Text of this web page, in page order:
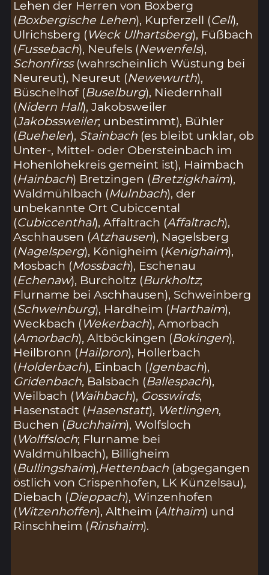
Lehen der Herren von Boxberg
(Boxbergische Lehen), Kupferzell (Cell),
Ulrichsberg (Weck Ulhartsberg), Füßbach
(Fussebach), Neufels (Newenfels),
Schonfirss(wahrscheinlich Wüstung bei
Neureut), Neureut (Newewurth),
Büschelhof (Buselburg), Niedernhall
(Nidern Hall), Jakobsweiler
(Jakobssweiler; unbestimmt), Bühler
(Bueheler), Stainbach (es bleibt unklar, ob
Unter-, Mittel- oder Obersteinbach im
Hohenlohekreis gemeint ist), Haimbach
(Hainbach) Bretzingen (Bretzigkhaim),
Waldmühlbach (Mulnbach), der
unbekannte Ort Cubiccental
(Cubiccenthal), Affaltrach (Affaltrach),
Aschhausen (Atzhausen), Nagelsberg
(Nagelsperg), Königheim (Kenighaim),
Mosbach (Mossbach), Eschenau
(Echenaw), Burcholtz (Burkholtz;
Flurname bei Aschhausen), Schweinberg
(Schweinburg), Hardheim (Harthaim),
Weckbach (Wekerbach), Amorbach
(Amorbach), Altböckingen (Bokingen),
Heilbronn (Hailpron), Hollerbach
(Holderbach), Einbach (Igenbach),
Gridenbach, Balsbach (Ballespach),
Weilbach (Waihbach), Gosswirds,
Hasenstadt (Hasenstatt), Wetlingen,
Buchen (Buchhaim), Wolfsloch
(Wolffsloch; Flurname bei
Waldmühlbach), Billigheim
(Bullingshaim),Hettenbach (abgegangen
östlich von Crispenhofen, LK Künzelsau),
Diebach (Dieppach), Winzenhofen
(Witzenhoffen), Altheim (Althaim) und
Rinschheim (Rinshaim).